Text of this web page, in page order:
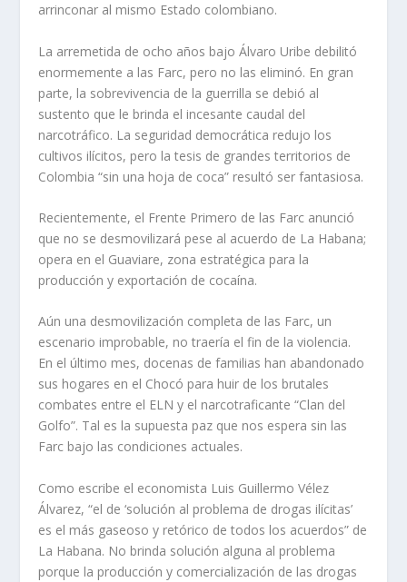
arrinconar al mismo Estado colombiano.
La arremetida de ocho años bajo Álvaro Uribe debilitó
enormemente a las Farc, pero no las eliminó. En gran
parte, la sobrevivencia de la guerrilla se debió al
sustento que le brinda el incesante caudal del
narcotráfico. La seguridad democrática redujo los
cultivos ilícitos, pero la tesis de grandes territorios de
Colombia “sin una hoja de coca” resultó ser fantasiosa.
Recientemente, el Frente Primero de las Farc anunció
que no se desmovilizará pese al acuerdo de La Habana;
opera en el Guaviare, zona estratégica para la
producción y exportación de cocaína.
Aún una desmovilización completa de las Farc, un
escenario improbable, no traería el fin de la violencia.
En el último mes, docenas de familias han abandonado
sus hogares en el Chocó para huir de los brutales
combates entre el ELN y el narcotraficante “Clan del
Golfo”. Tal es la supuesta paz que nos espera sin las
Farc bajo las condiciones actuales.
Como escribe el economista Luis Guillermo Vélez
Álvarez, “el de ‘solución al problema de drogas ilícitas’
es el más gaseoso y retórico de todos los acuerdos” de
La Habana. No brinda solución alguna al problema
porque la producción y comercialización de las drogas